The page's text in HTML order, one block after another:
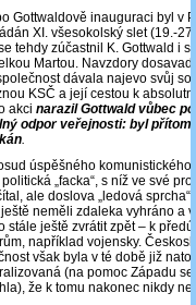
Gottwaldově inauguraci byl v
XI. všesokolský slet (19.-
tehdy zúčastnil K. Gottwald i
Martou. Navzdory
dávala najevo svůj
KSČ a její cestou k
akci narazil Gottwald vůbec
odpor veřejnosti: byl
.
úspěšného komunistického
„facka“, s níž ve své
ale doslova „ledová
neměli zdaleka vyhráno a
stále ještě zvrátit zpět – k
například vojensky.
však byla v té době již
(na pomoc Západu
že k tomu nakonec nikdy